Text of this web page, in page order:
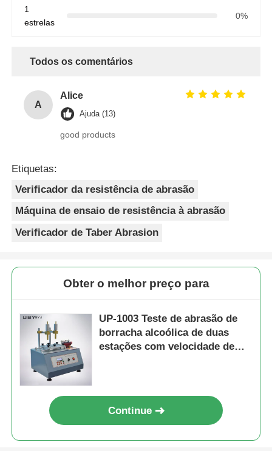
1
estrelas
0%
Todos os comentários
A
Alice
Ajuda (13)
good products
Etiquetas:
Verificador da resistência de abrasão
Máquina de ensaio de resistência à abrasão
Verificador de Taber Abrasion
Obter o melhor preço para
UP-1003 Teste de abrasão de
borracha alcoólica de duas
estações com velocidade de
Continue